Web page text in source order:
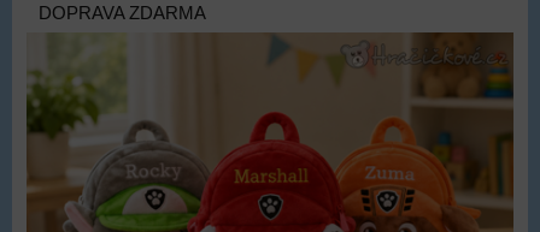
DOPRAVA ZDARMA